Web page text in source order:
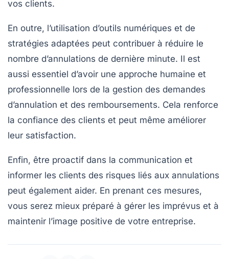
vos clients.
En outre, l’utilisation d’outils numériques et de
stratégies adaptées peut contribuer à réduire le
nombre d’annulations de dernière minute. Il est
aussi essentiel d’avoir une approche humaine et
professionnelle lors de la gestion des demandes
d’annulation et des remboursements. Cela renforce
la confiance des clients et peut même améliorer
leur satisfaction.
Enfin, être proactif dans la communication et
informer les clients des risques liés aux annulations
peut également aider. En prenant ces mesures,
vous serez mieux préparé à gérer les imprévus et à
maintenir l’image positive de votre entreprise.